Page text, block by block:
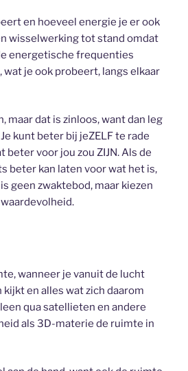
en hoeveel energie je er ook
wisselwerking tot stand omdat
energetische frequenties
wat je ook probeert, langs elkaar
maar dat is zinloos, want dan leg
kunt beter bij jeZELF te rade
beter voor jou zou ZIJN. Als de
beter kan laten voor wat het is,
geen zwaktebod, maar kiezen
wanneer je vanuit de lucht
kijkt en alles wat zich daarom
qua satellieten en andere
als 3D-materie de ruimte in